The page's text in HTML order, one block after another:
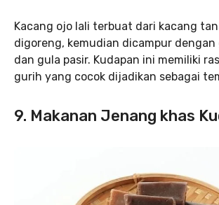
Kacang ojo lali terbuat dari kacang
digoreng, kemudian dicampur dengan
dan gula pasir. Kudapan ini memiliki
gurih yang cocok dijadikan sebagai
9. Makanan Jenang khas